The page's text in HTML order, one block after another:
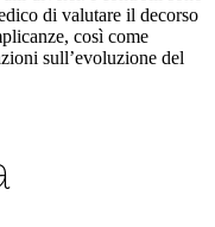
di valutare il decorso
così come
sull’evoluzione del